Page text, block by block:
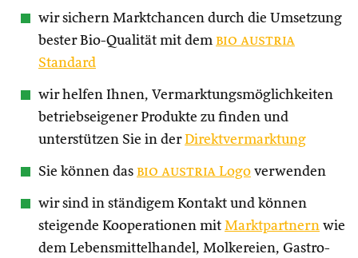
wir sichern Marktchancen durch die Umsetzung
bester Bio-Qualität mit dem bio austria
Standard
wir helfen Ihnen, Vermarktungsmöglichkeiten
betriebseigener Produkte zu finden und
unterstützen Sie in derDirektvermarktung
Sie können das bio austria Logo verwenden
wir sind in ständigem Kontakt und können
steigende Kooperationen mit Marktpartnern wie
dem Lebensmittelhandel, Molkereien, Gastro-